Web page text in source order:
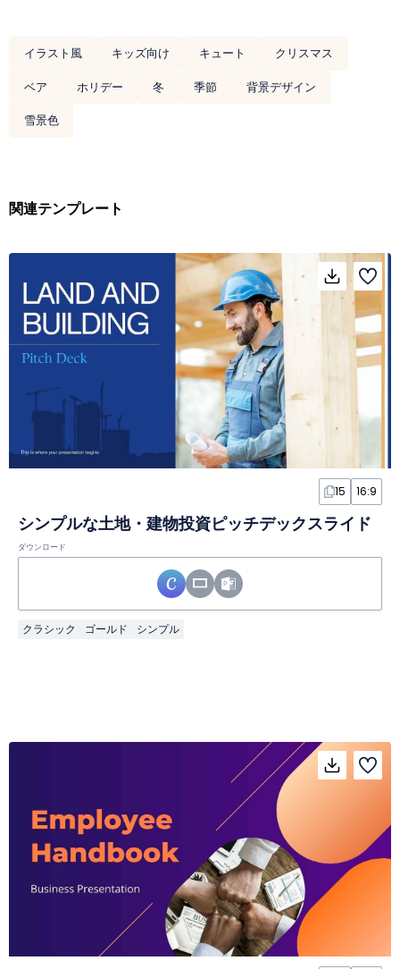
イラスト風 キッズ向け キュート
クリスマス
ベア
ホリデー 冬 季節
背景デザイン
雪景色
関連テンプレート
15 16:9
シンプルな土地・建物投資ピッチデックスライド
ダウンロード
クラシック ゴールド シンプル